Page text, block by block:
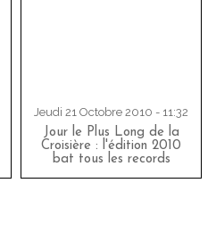
Jeudi 21 Octobre 2010 - 11:32
Jour le Plus Long de la
Croisière : l'édition 2010
bat tous les records